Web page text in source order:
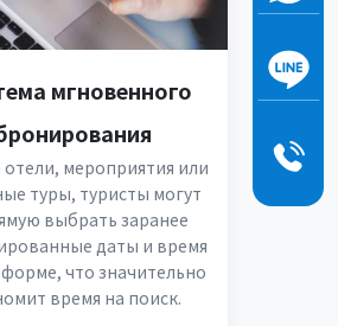
мгновенного
отели, мероприятия или
туры, туристы могут
выбрать заранее
даты и время
что значительно
время на поиск.